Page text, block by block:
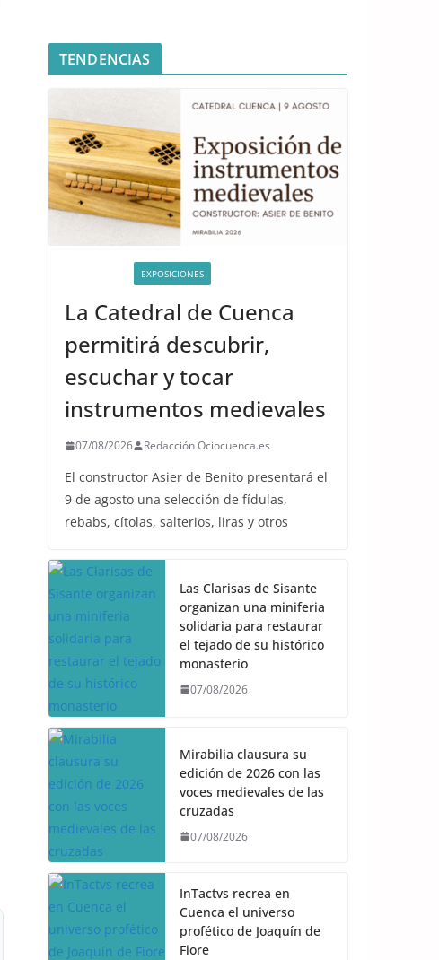
TENDENCIAS
EXPOSICIONES
La Catedral de Cuenca
permitirá descubrir,
escuchar y tocar
instrumentos medievales
07/08/2026 Redacción Ociocuenca.es
El constructor Asier de Benito presentará el
9 de agosto una selección de fídulas,
rebabs, cítolas, salterios, liras y otros
Las Clarisas de Sisante
organizan una miniferia
solidaria para restaurar
el tejado de su histórico
monasterio
07/08/2026
Mirabilia clausura su
edición de 2026 con las
voces medievales de las
cruzadas
07/08/2026
InTactvs recrea en
Cuenca el universo
profético de Joaquín de
Fiore